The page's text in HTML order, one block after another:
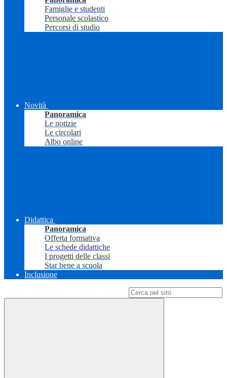
Famiglie e studenti
Personale scolastico
Percorsi di studio
Novità
Panoramica
Le notizie
Le circolari
Albo online
Didattica
Panoramica
Offerta formativa
Le schede didattiche
I progetti delle classi
Star bene a scuola
Inclusione